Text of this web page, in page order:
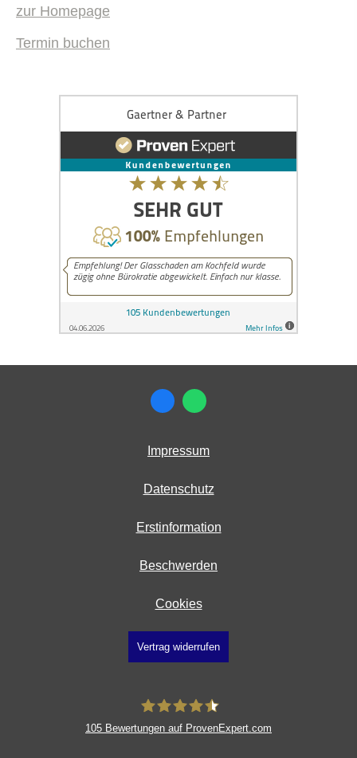
zur Homepage
Termin buchen
Impressum
Datenschutz
Erstinformation
Beschwerden
Cookies
Vertrag widerrufen
105 Bewertungen auf ProvenExpert.com